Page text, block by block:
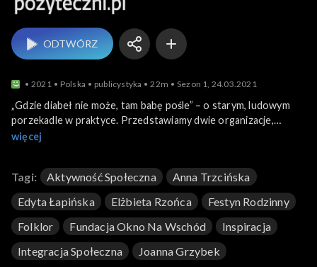
ODTWÓRZ
2021 Polska publicystyka 22m Sezon 1, 24.03.2021
„Gdzie diabeł nie może, tam babę pośle” – o starym, ludowym
porzekadle w praktyce. Przedstawiamy dwie organizacje,
stworzone przez energiczne kobiety i dedykowane kobietom.
w Kozłowie Biskupim, Kornelinie, Łapach.
więcej
Tagi: Aktywność Społeczna
Anna Trzcińska
Edyta Łapińska
Elżbieta Rzońca
Festyn Rodzinny
Folklor
Fundacja Okno Na Wschód
Inspiracja
Integracja Społeczna
Joanna Grzybek